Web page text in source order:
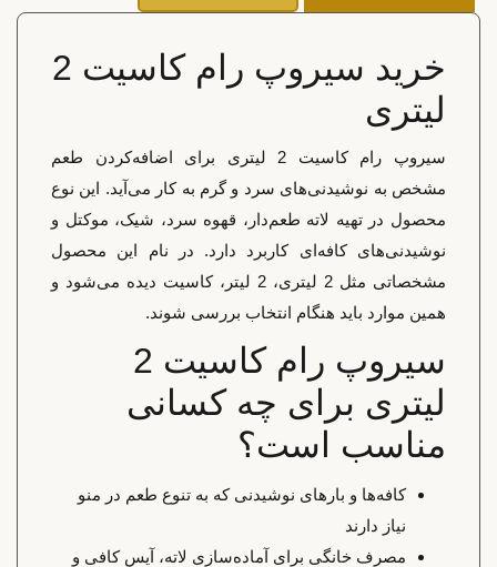
خرید سیروپ رام کاسیت 2
لیتری
سیروپ رام کاسیت 2 لیتری برای اضافه‌کردن طعم
مشخص به نوشیدنی‌های سرد و گرم به کار می‌آید. این نوع
محصول در تهیه لاته طعم‌دار، قهوه سرد، شیک، موکتل و
نوشیدنی‌های کافه‌ای کاربرد دارد. در نام این محصول
مشخصاتی مثل 2 لیتری، 2 لیتر، کاسیت دیده می‌شود و
همین موارد باید هنگام انتخاب بررسی شوند.
سیروپ رام کاسیت 2
لیتری برای چه کسانی
مناسب است؟
کافه‌ها و بارهای نوشیدنی که به تنوع طعم در منو
نیاز دارند
مصرف خانگی برای آماده‌سازی لاته، آیس کافی و